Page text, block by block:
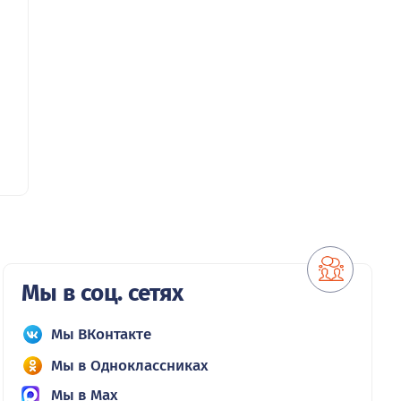
Мы в соц. сетях
Мы ВКонтакте
Мы в Одноклассниках
Мы в Max